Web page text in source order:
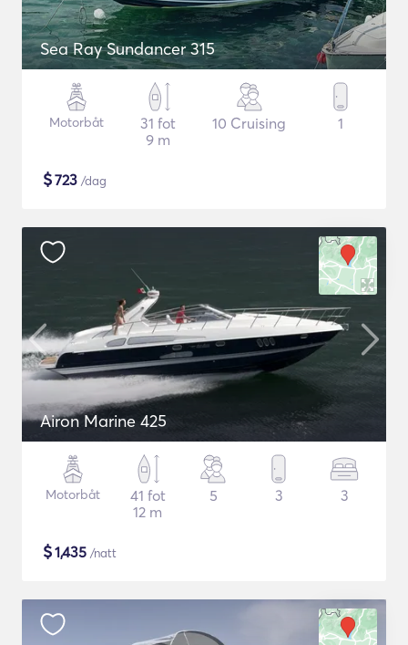
Sea Ray Sundancer 315
Motorbåt
31 fot
9 m
10 Cruising 1
$723 /dag
Airon Marine 425
Motorbåt
41 fot
12 m
5 3 3
$1,435 /natt